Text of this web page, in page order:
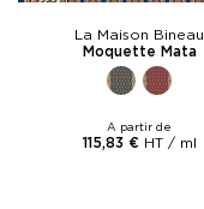
La Maison Bineau
Moquette Mata
A partir de
115,83 € HT / ml